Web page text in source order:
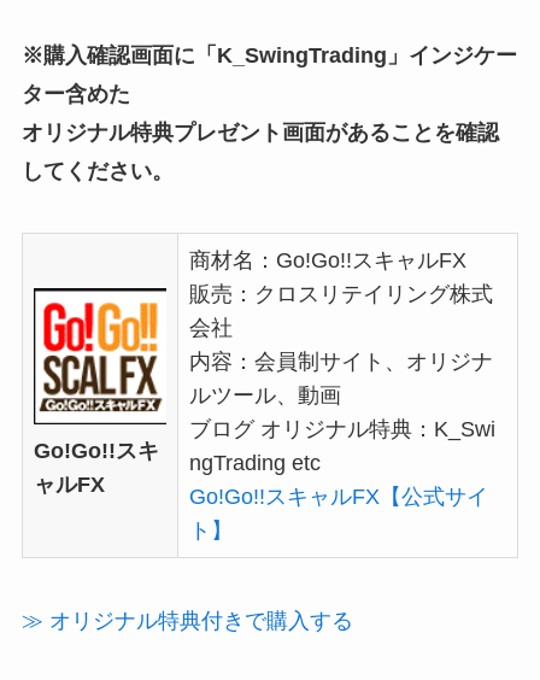
※購入確認画面に「K_SwingTrading」インジケー
ター含めた
オリジナル特典プレゼント画面があることを確認
してください。
Go!Go!!スキ
ャルFX
商材名：Go!Go!!スキャルFX
販売：クロスリテイリング株式
会社
内容：会員制サイト、オリジナ
ルツール、動画
ブログ オリジナル特典： K_Swi
ngTrading etc
Go!Go!!スキャルFX【公式サイ
ト】
≫ オリジナル特典付きで購入する